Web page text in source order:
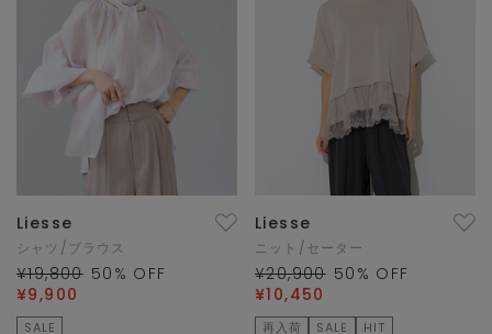
Liesse
シャツ/ブラウス
¥19,800 50 % OFF
¥9,900
SALE
Liesse
ニット/セーター
¥20,900 50 % OFF
¥10,450
再入荷 SALE HIT